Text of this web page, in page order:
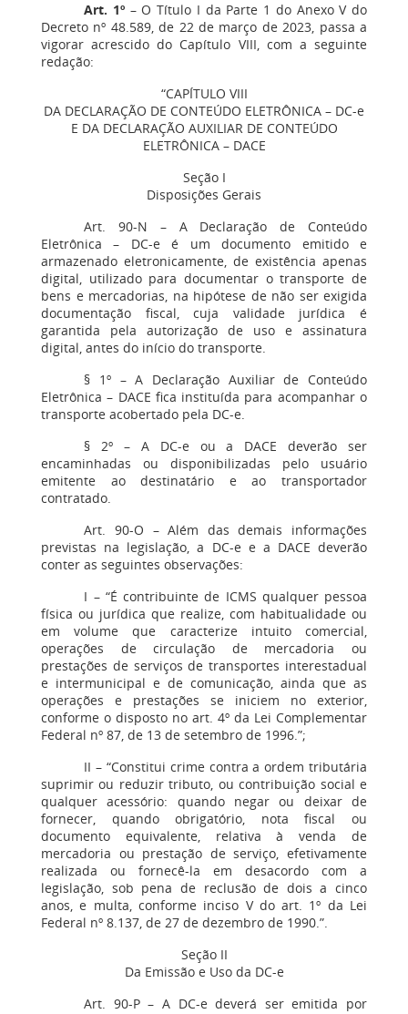
Art. 1º – O Título I da Parte 1 do Anexo V do
Decreto nº 48.589, de 22 de março de 2023, passa a
vigorar acrescido do Capítulo VIII, com a seguinte
redação:
“CAPÍTULO VIII
DA DECLARAÇÃO DE CONTEÚDO ELETRÔNICA – DC-e
E DA DECLARAÇÃO AUXILIAR DE CONTEÚDO
ELETRÔNICA – DACE
Seção I
Disposições Gerais
Art. 90-N – A Declaração de Conteúdo
Eletrônica – DC-e é um documento emitido e
armazenado eletronicamente, de existência apenas
digital, utilizado para documentar o transporte de
bens e mercadorias, na hipótese de não ser exigida
documentação fiscal, cuja validade jurídica é
garantida pela autorização de uso e assinatura
digital, antes do início do transporte.
§ 1º – A Declaração Auxiliar de Conteúdo
Eletrônica – DACE fica instituída para acompanhar o
transporte acobertado pela DC-e.
§ 2º – A DC-e ou a DACE deverão ser
encaminhadas ou disponibilizadas pelo usuário
emitente ao destinatário e ao transportador
contratado.
Art. 90-O – Além das demais informações
previstas na legislação, a DC-e e a DACE deverão
conter as seguintes observações:
I – “É contribuinte de ICMS qualquer pessoa
física ou jurídica que realize, com habitualidade ou
em volume que caracterize intuito comercial,
operações de circulação de mercadoria ou
prestações de serviços de transportes interestadual
e intermunicipal e de comunicação, ainda que as
operações e prestações se iniciem no exterior,
conforme o disposto no art. 4º da Lei Complementar
Federal nº 87, de 13 de setembro de 1996.”;
II – “Constitui crime contra a ordem tributária
suprimir ou reduzir tributo, ou contribuição social e
qualquer acessório: quando negar ou deixar de
fornecer, quando obrigatório, nota fiscal ou
documento equivalente, relativa à venda de
mercadoria ou prestação de serviço, efetivamente
realizada ou fornecê-la em desacordo com a
legislação, sob pena de reclusão de dois a cinco
anos, e multa, conforme inciso V do art. 1º da Lei
Federal nº 8.137, de 27 de dezembro de 1990.”.
Seção II
Da Emissão e Uso da DC-e
Art. 90-P – A DC-e deverá ser emitida por